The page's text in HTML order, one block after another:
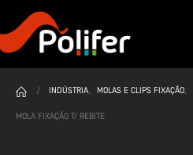
INDÚSTRIA, MOLAS E CLIPS FIXAÇÃO,
MOLA FIXAÇÃO T/ REBITE